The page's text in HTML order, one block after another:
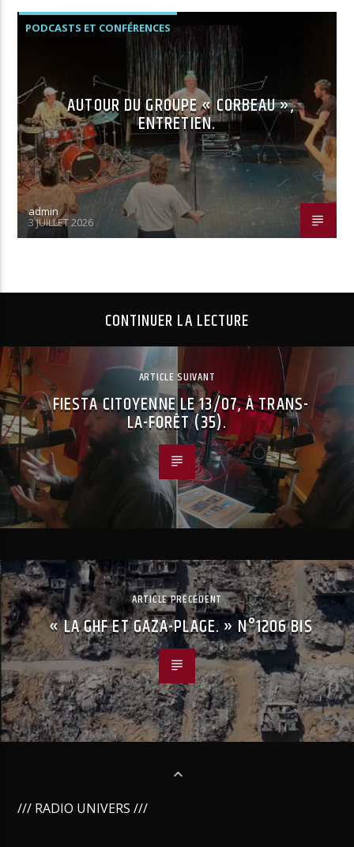
PODCASTS ET CONFÉRENCES
AUTOUR DU GROUPE « CORBEAU »,
ENTRETIEN.
admin
3 JUILLET 2026
CONTINUER LA LECTURE
ARTICLE SUIVANT
FIESTA CITOYENNE LE 13/07, À TRANS-
LA-FORÊT (35).
ARTICLE PRÉCÉDENT
« LA GHF ET GAZA-PLAGE. » N°1206 BIS
/// RADIO UNIVERS ///